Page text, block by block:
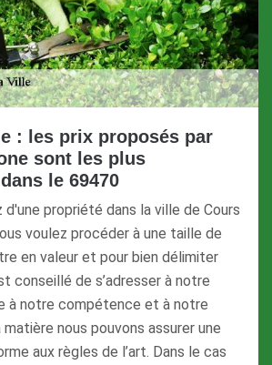
: les prix proposés par
sont les plus
le 69470
d'une propriété dans la ville de Cours
voulez procéder à une taille de
en valeur et pour bien délimiter
conseillé de s’adresser à notre
à notre compétence et à notre
nous pouvons assurer une
aux règles de l’art. Dans le cas